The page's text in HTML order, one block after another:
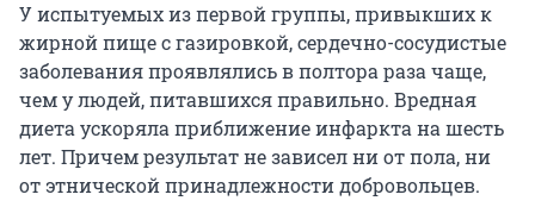
У испытуемых из первой группы, привыкших к
жирной пище с газировкой, сердечно-сосудистые
заболевания проявлялись в полтора раза чаще,
чем у людей, питавшихся правильно. Вредная
диета ускоряла приближение инфаркта на шесть
лет. Причем результат не зависел ни от пола, ни
от этнической принадлежности добровольцев.